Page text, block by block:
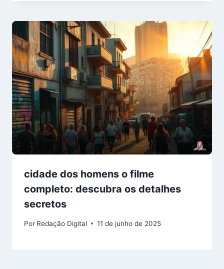
cidade dos homens o filme
completo: descubra os detalhes
secretos
Por Redação Digital 11 de junho de 2025